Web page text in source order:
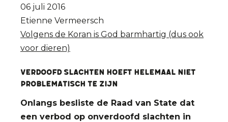
06 juli 2016
Etienne Vermeersch
Volgens de Koran is God barmhartig (dus ook
voor dieren)
VERDOOFD SLACHTEN HOEFT HELEMAAL NIET
PROBLEMATISCH TE ZIJN
Onlangs besliste de Raad van State dat
een verbod op onverdoofd slachten in